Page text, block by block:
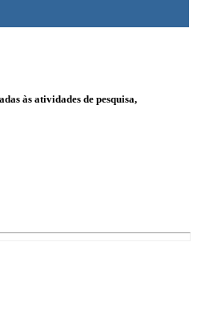
às atividades de pesquisa,